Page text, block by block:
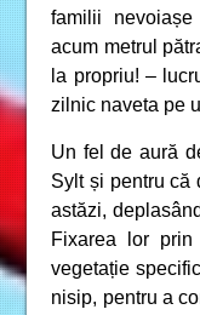
familii
acum metrul
la propriu! –
zilnic naveta pe
Un fel de aură
Sylt și pentru că
astăzi,
Fixarea lor
vegetație
nisip, pentru a